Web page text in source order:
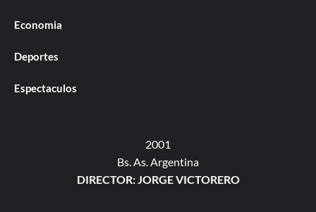
Economia
Deportes
Espectaculos
2001
Bs. As. Argentina
DIRECTOR: JORGE VICTORERO